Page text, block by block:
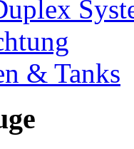
& Tanks